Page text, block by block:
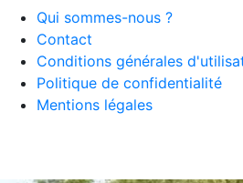
Qui sommes-nous ?
Contact
Conditions générales
Politique de confidentialité
Mentions légales